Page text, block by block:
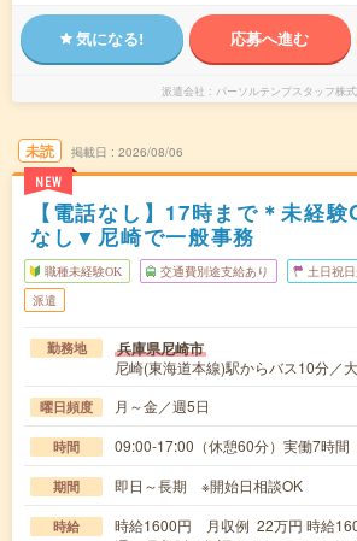
気になる! 応募へ進む
派遣会社 パーソルテンプスタッフ株
未読
NEW
掲載日 2026/08/06
【電話なし】17時まで＊未経
なし▼尼崎で一般事務
職種未経験OK 交通費別途支給あり 土日祝
派遣
勤務地 兵庫県尼崎市
尼崎(東海道本線)駅からバス10分／
曜日頻度 月～金／週5日
時間 09:00-17:00（休憩60分）実働7時間
期間 即日～長期 ※開始日相談OK
時給
時給1600円 月収例 22万円 時給